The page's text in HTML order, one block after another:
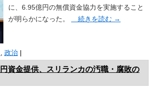
に、6.95億円の無償資金協力を実施すること
が明らかになった。
続きを読む →
政治 |
資金提供、スリランカの汚職・腐敗の